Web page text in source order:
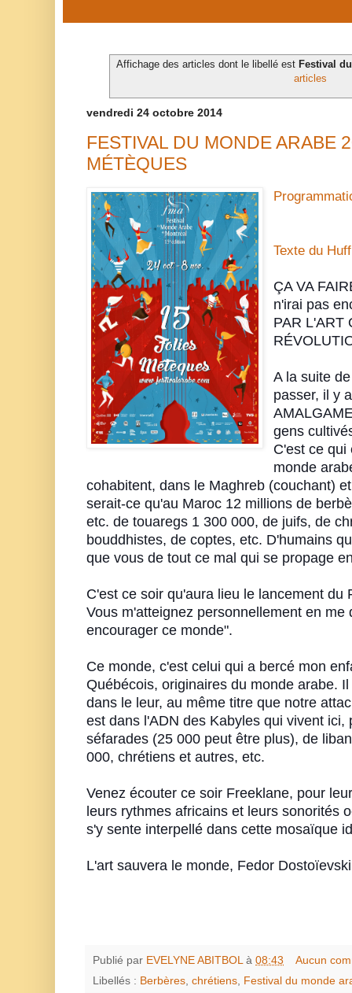
Affichage des articles dont le libellé est Festival
articles
vendredi 24 octobre 2014
FESTIVAL DU MONDE ARABE
MÉTÈQUES
Texte du
ÇA VA
n'irai pas
PAR L'ART
A la suite
passer, il y
gens
C'est ce qui
monde
cohabitent, dans le Maghreb (couchant)
serait-ce qu'au Maroc 12 millions de
etc. de touaregs 1 300 000, de juifs, de
bouddhistes, de coptes, etc. D'humains
que vous de tout ce mal qui se propage
C'est ce soir qu'aura lieu le lancement du
Vous m'atteignez personnellement en me
encourager ce monde".
Ce monde, c'est celui qui a bercé mon
Québécois, originaires du monde arabe.
dans le leur, au même titre que notre
est dans l'ADN des Kabyles qui vivent ici,
séfarades (25 000 peut être plus), de
000, chrétiens et autres, etc.
Venez écouter ce soir Freeklane, pour
leurs rythmes africains et leurs sonorités
s'y sente interpellé dans cette mosaïque
L'art sauvera le monde, Fedor
Publié par EVELYNE ABITBOL à 08:43
Aucun
Libellés : Berbères, chrétiens, Festival du monde